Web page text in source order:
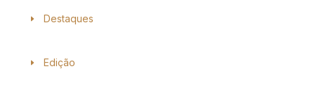
Destaques
Edição